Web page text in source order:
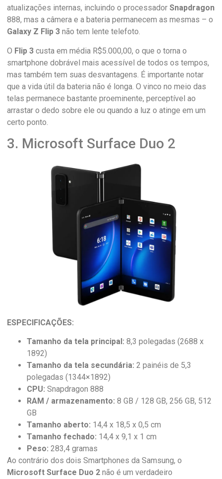
atualizações internas, incluindo o processador Snapdragon
888, mas a câmera e a bateria permanecem as mesmas – o
Galaxy Z Flip 3 não tem lente telefoto.
O Flip 3 custa em média R$5.000,00, o que o torna o
smartphone dobrável mais acessível de todos os tempos,
mas também tem suas desvantagens. É importante notar
que a vida útil da bateria não é longa. O vinco no meio das
telas permanece bastante proeminente, perceptível ao
arrastar o dedo sobre ele ou quando a luz o atinge em um
certo ponto.
3. Microsoft Surface Duo 2
ESPECIFICAÇÕES:
Tamanho da tela principal: 8,3 polegadas (2688 x
1892)
Tamanho da tela secundária: 2 painéis de 5,3
polegadas (1344×1892)
CPU: Snapdragon 888
RAM / armazenamento: 8 GB / 128 GB, 256 GB, 512
GB
Tamanho aberto: 14,4 x 18,5 x 0,5 cm
Tamanho fechado: 14,4 x 9,1 x 1 cm
Peso: 283,4 gramas
Ao contrário dos dois Smartphones da Samsung, o
Microsoft Surface Duo 2 não é um verdadeiro